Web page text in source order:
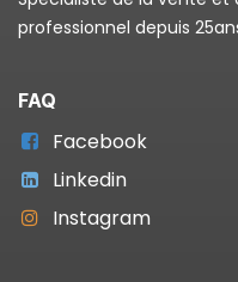
professionnel depuis
FAQ
Facebook
Linkedin
Instagram